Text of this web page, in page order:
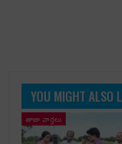
YOU MIGHT ALSO
తాజా వార్తలు